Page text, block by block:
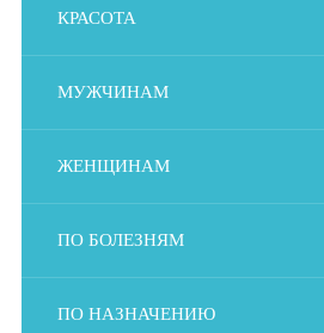
КРАСОТА
МУЖЧИНАМ
ЖЕНЩИНАМ
ПО БОЛЕЗНЯМ
ПО НАЗНАЧЕНИЮ